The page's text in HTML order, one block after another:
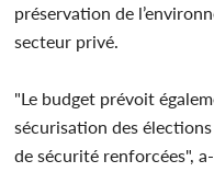
préservation de
secteur privé.
"Le budget prévoit
sécurisation des
de sécurité renforcées",